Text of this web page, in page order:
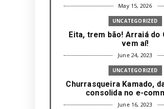
May 15, 2026
UNCATEGORIZED
Eita, trem bão! Arraiá do
vem aí!
June 24, 2023
UNCATEGORIZED
Churrasqueira Kamado,
consolida no e-
June 16, 2023